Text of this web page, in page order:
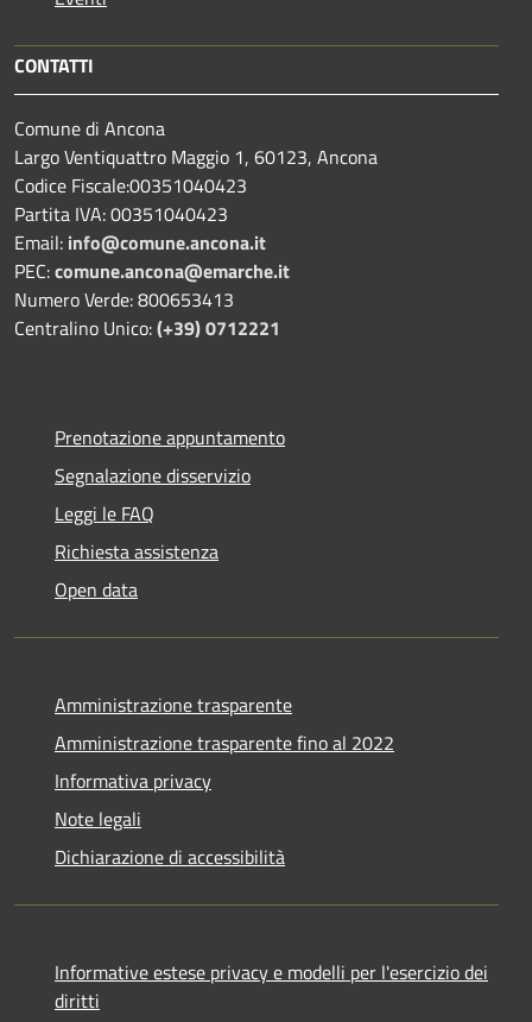
CONTATTI
Comune di Ancona
Largo Ventiquattro Maggio 1, 60123, Ancona
Codice Fiscale:00351040423
Partita IVA: 00351040423
Email: info@comune.ancona.it
PEC:comune.ancona@emarche.it
Numero Verde: 800653413
Centralino Unico:(+39) 0712221
Prenotazione appuntamento
Segnalazione disservizio
Leggi le FAQ
Richiesta assistenza
Open data
Amministrazione trasparente
Amministrazione trasparente fino al 2022
Informativa privacy
Note legali
Dichiarazione di accessibilità
Informative estese privacy e modelli per l'esercizio dei
diritti